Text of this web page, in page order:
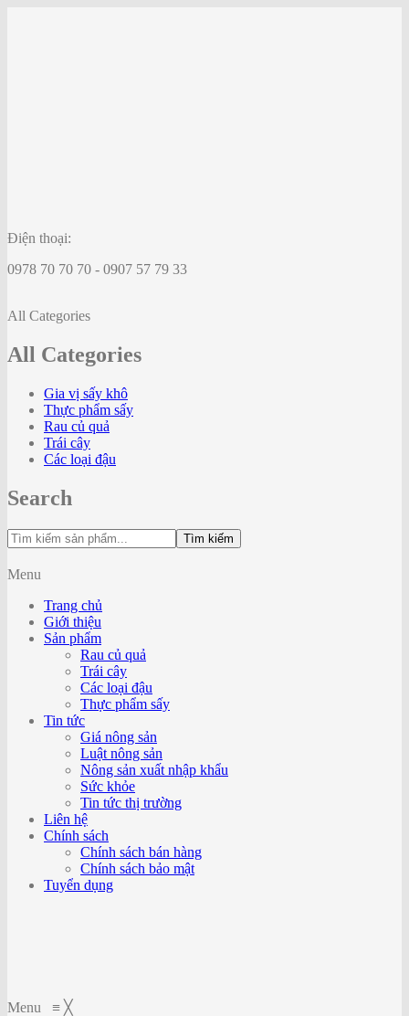
Điện thoại:
0978 70 70 70 - 0907 57 79 33
All Categories
All Categories
Gia vị sấy khô
Thực phẩm sấy
Rau củ quả
Trái cây
Các loại đậu
Search
Tìm kiếm
Menu
Trang chủ
Giới thiệu
Sản phẩm
Rau củ quả
Trái cây
Các loại đậu
Thực phẩm sấy
Tin tức
Giá nông sản
Luật nông sản
Nông sản xuất nhập khẩu
Sức khỏe
Tin tức thị trường
Liên hệ
Chính sách
Chính sách bán hàng
Chính sách bảo mật
Tuyển dụng
Menu ≡ ╳